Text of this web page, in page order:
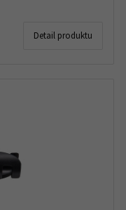
Detail produktu